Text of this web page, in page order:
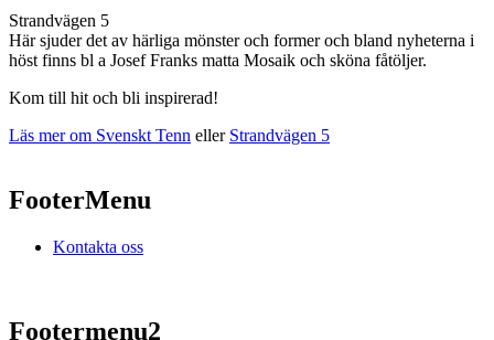
Strandvägen 5
Här sjuder det av härliga mönster och former och bland nyheterna i
höst finns bl a Josef Franks matta Mosaik och sköna fåtöljer.
Kom till hit och bli inspirerad!
Läs mer om Svenskt Tenn eller Strandvägen 5
FooterMenu
Kontakta oss
Footermenu2